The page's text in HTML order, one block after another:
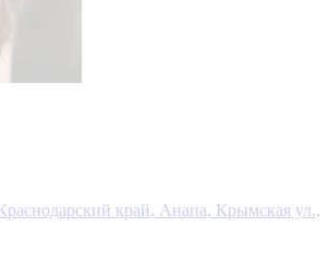
край, Анапа, Крымская ул.,